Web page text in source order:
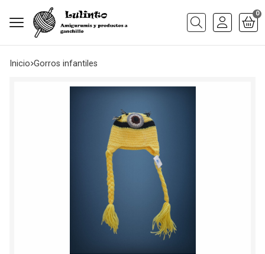
Buscar
0
Inicio gorros infantiles